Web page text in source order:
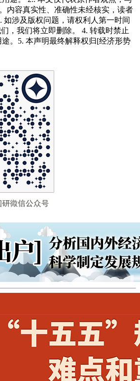
内容真实性、准确性未经核实，读者
如涉及版权问题，请权利人第一时间
，我们将立即删除。 4. 转载时禁止
。5. 本声明最终解释权归[经济形势